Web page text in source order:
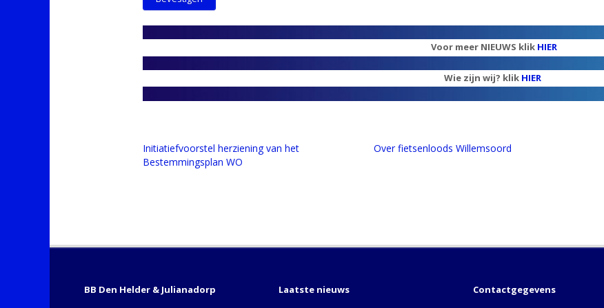
Voor meer NIEUWS klik HIER
Wie zijn wij? klik HIER
Initiatiefvoorstel herziening van het
Bestemmingsplan WO
Over fietsenloods Willemsoord
BB Den Helder & Julianadorp Laatste nieuws Contactgegevens